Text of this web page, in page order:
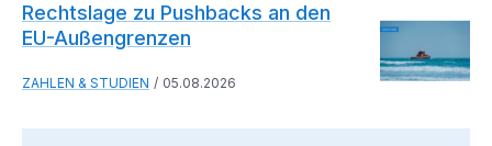
Rechtslage zu Pushbacks an den
EU-Außengrenzen
ZAHLEN & STUDIEN 05.08.2026